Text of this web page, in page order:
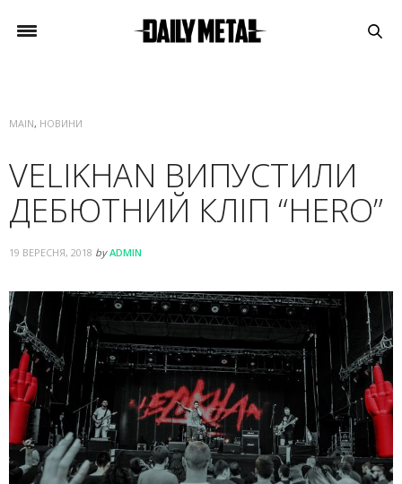
MAIN, НОВИНИ
VELIKHAN ВИПУСТИЛИ
ДЕБЮТНИЙ КЛІП “HERO”
19 ВЕРЕСНЯ, 2018 by ADMIN